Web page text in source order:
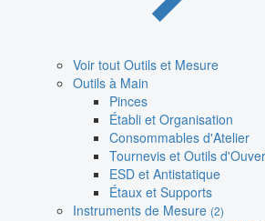
Voir tout Outils et Mesure
Outils à Main
Pinces
Établi et Organisation
Consommables d'Atelier
Tournevis et Outils
ESD et Antistatique
Étaux et Supports
Instruments de Mesure (2)